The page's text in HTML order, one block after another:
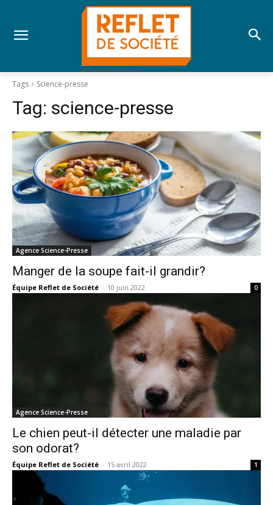
Tags Science-presse
Tag: science-presse
Agence Science-Presse
Manger de la soupe fait-il grandir?
Équipe Reflet de Société - 10 juin 2022 0
Agence Science-Presse
Le chien peut-il détecter une maladie par
son odorat?
Équipe Reflet de Société - 15 avril 2022 1